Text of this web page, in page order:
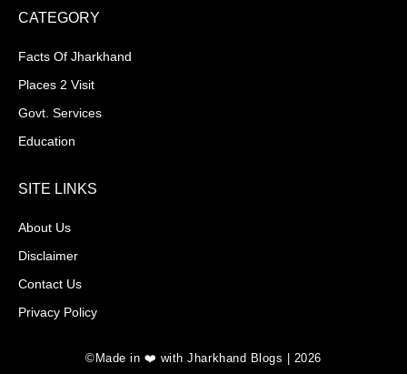
CATEGORY
Facts Of Jharkhand
Places 2 Visit
Govt. Services
Education
SITE LINKS
About Us
Disclaimer
Contact Us
Privacy Policy
©Made in ❤️ with Jharkhand Blogs | 2026